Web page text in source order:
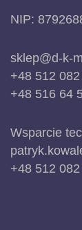
NIP:
sklep@d-k-
+48 512
+48 516 64
Wsparcie
+48 512